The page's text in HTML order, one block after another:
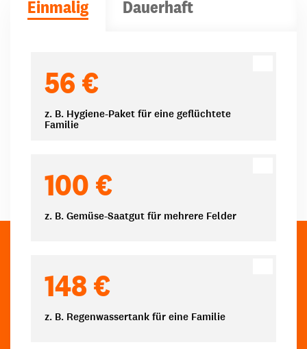
Einmalig Dauerhaft
56 €
z. B. Hygiene-Paket für eine geflüchtete
Familie
100 €
z. B. Gemüse-Saatgut für mehrere Felder
148 €
z. B. Regenwassertank für eine Familie